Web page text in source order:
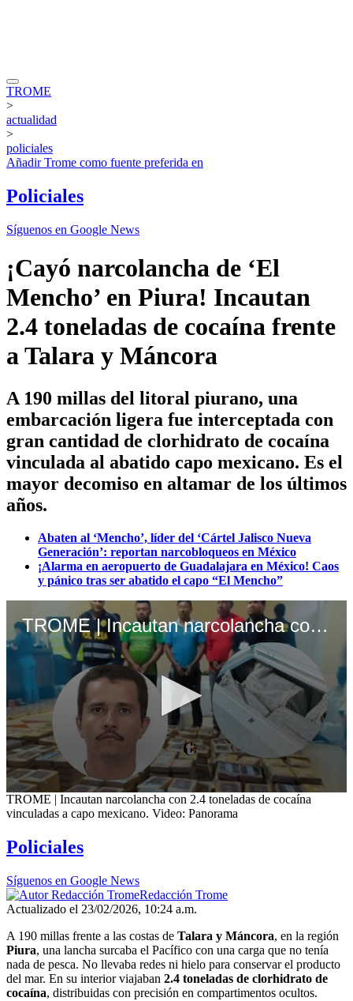
TROME
>
actualidad
>
policiales
AñadirTrome como fuente preferida en
Policiales
Síguenos en Google News
¡Cayó narcolancha de ‘El
Mencho’ en Piura! Incautan
2.4 toneladas de cocaína frente
a Talara y Máncora
A 190 millas del litoral piurano, una
embarcación ligera fue interceptada con
gran cantidad de clorhidrato de cocaína
vinculada al abatido capo mexicano. Es el
mayor decomiso en altamar de los últimos
años.
Abaten al ‘Mencho’, líder del ‘Cártel Jalisco Nueva
Generación’: reportan narcobloqueos en México
¡Alarma en aeropuerto de Guadalajara en México! Caos
y pánico tras ser abatido el capo “El Mencho”
TROME | Incautan narcolancha con 2.4 toneladas de cocaína vinculadas a capo mexicano. Video: Panorama
0
seconds
minutes,
31
seconds
TROME | Incautan narcolancha con 2.4 toneladas de cocaína
vinculadas a capo mexicano. Video: Panorama
Policiales
Síguenos en Google News
Redacción Trome
Actualizado el 23/02/2026, 10:24 a.m.
A 190 millas frente a las costas de Talara y Máncora, en la región
Piura, una lancha surcaba el Pacífico con una carga que no tenía
nada de pesca. No llevaba redes ni hielo para conservar el producto
del mar. En su interior viajaban 2.4 toneladas de clorhidrato de
cocaína, distribuidas con precisión en compartimentos ocultos.